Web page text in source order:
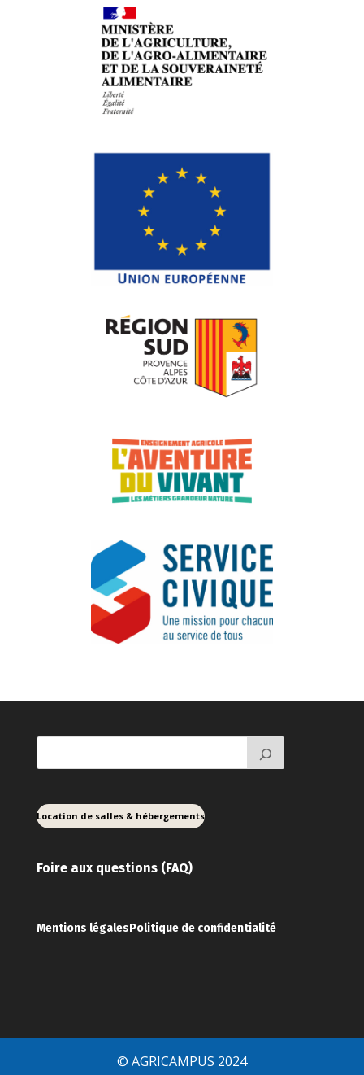
Location de salles & hébergements
Foire aux questions (FAQ)
Mentions légalesPolitique de confidentialité
© AGRICAMPUS 2024